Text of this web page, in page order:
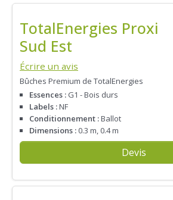
TotalEnergies Proxi
Sud Est
Écrire un avis
Bûches Premium de TotalEnergies
Essences : G1 - Bois durs
Labels :NF
Conditionnement :Ballot
Dimensions : 0.3 m, 0.4 m
Devis